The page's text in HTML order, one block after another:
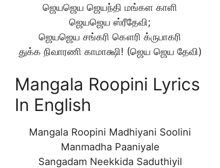
ஜெயஜெய ஜெயந்தி மங்கள காளி
ஜெயஜெய ஸ்ரீதேவி;
ஜெயஜெய சங்கரி கௌரி க்ருபாகரி
துக்க நிவாரணி காமாக்ஷி! (ஜெய ஜெய தேவி)
Mangala Roopini Lyrics
In English
Mangala Roopini Madhiyani Soolini
Manmadha Paaniyale
Sangadam Neekkida Saduthiyil